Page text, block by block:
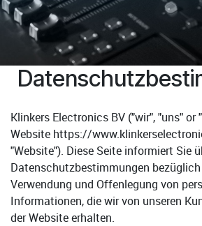
Klinkers Electronics BV ("wir", "uns" or
Website https://
"Website"). Diese Seite informiert Sie
Datenschutzbestimmungen
Verwendung und Offenlegung von
Informationen, die wir von unseren
der Website erhalten.